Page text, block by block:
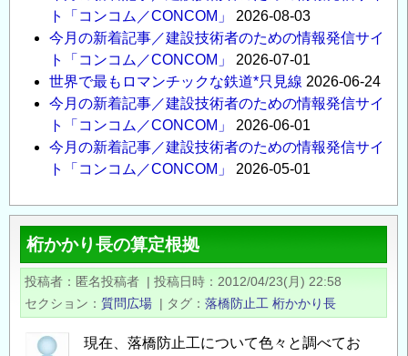
ト「コンコム／CONCOM」
2026-08-03
今月の新着記事／建設技術者のための情報発信サイ
ト「コンコム／CONCOM」
2026-07-01
世界で最もロマンチックな鉄道*只見線 2026-06-24
今月の新着記事／建設技術者のための情報発信サイ
ト「コンコム／CONCOM」
2026-06-01
今月の新着記事／建設技術者のための情報発信サイ
ト「コンコム／CONCOM」
2026-05-01
桁かかり長の算定根拠
投稿者 匿名投稿者 | 投稿日時
2012/04/23(月) 22:58
セクション
質問広場 | タグ 落橋防止工 桁かかり長
現在、落橋防止工について色々と調べてお